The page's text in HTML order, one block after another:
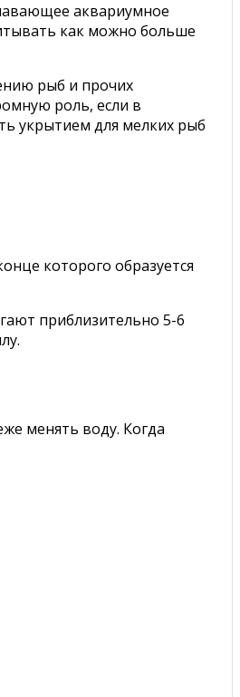
аквариумное
как можно больше
рыб и прочих
роль, если в
укрытием для мелких рыб
которого образуется
приблизительно 5-6
менять воду. Когда